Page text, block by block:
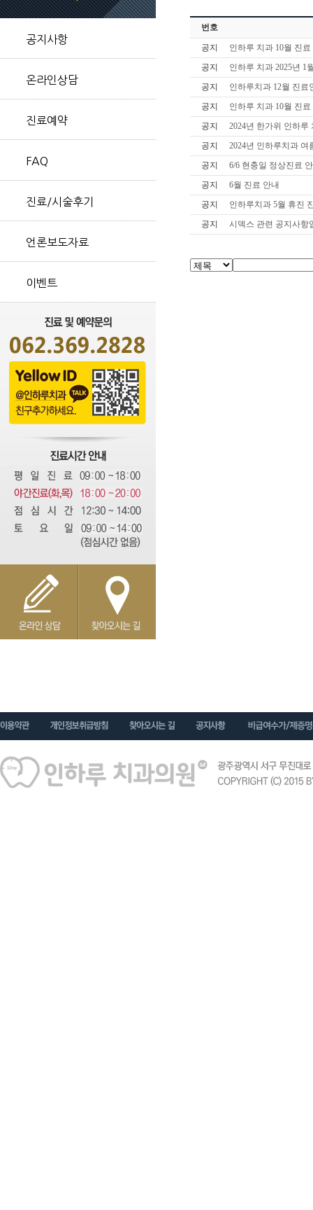
공지사항
온라인상담
진료예약
FAQ
진료/시술후기
언론보도자료
이벤트
번호
공지
인하루 치과 10월 진
공지
인하루 치과 2025년 1
공지
인하루치과 12월 진료
공지
인하루 치과 10월 진
공지
2024년 한가위 인하
공지
2024년 인하루치과 여
공지
6/6 현충일 정상진료
공지
6월 진료 안내
공지
인하루치과 5월 휴진
공지
시덱스 관련 공지사항